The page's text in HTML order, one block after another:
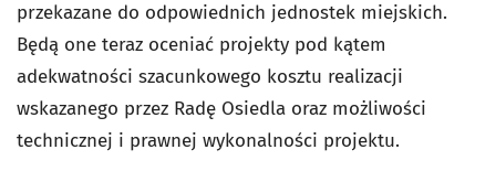
przekazane do odpowiednich jednostek miejskich.
Będą one teraz oceniać projekty pod kątem
adekwatności szacunkowego kosztu realizacji
wskazanego przez Radę Osiedla oraz możliwości
technicznej i prawnej wykonalności projektu.